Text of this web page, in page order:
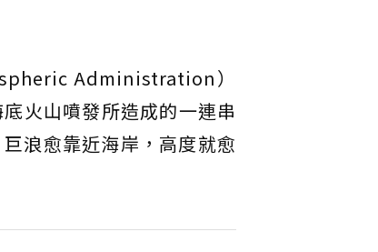
Administration）
底火山噴發所造成的一連串
浪愈靠近海岸，高度就愈